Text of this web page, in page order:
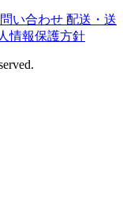
い合わせ 配送・送
情報保護方針